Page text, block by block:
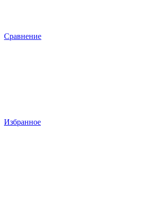
Сравнение
Избранное